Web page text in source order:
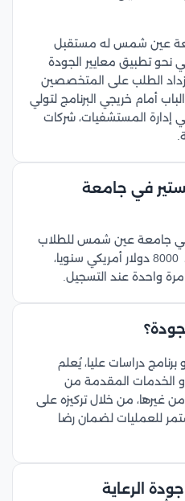
عين شمس له مستقبل
نحو تطبيق معايير الجودة
الطلب على المتخصصين
أمام خريجي البرنامج لتولي
المستشفيات، شركات
في جامعة
في جامعة عين شمس للطلاب
الوافدين بمختلف جنسياتهم بــ 8000 دولار أمريكي سنويا،
واحدة عند التسجيل.
دراسات عليا، يُعلم
الخدمات المقدمة من
غيرها، من خلال تركيزه على
للعمليات لضمان رضا
الرعاية